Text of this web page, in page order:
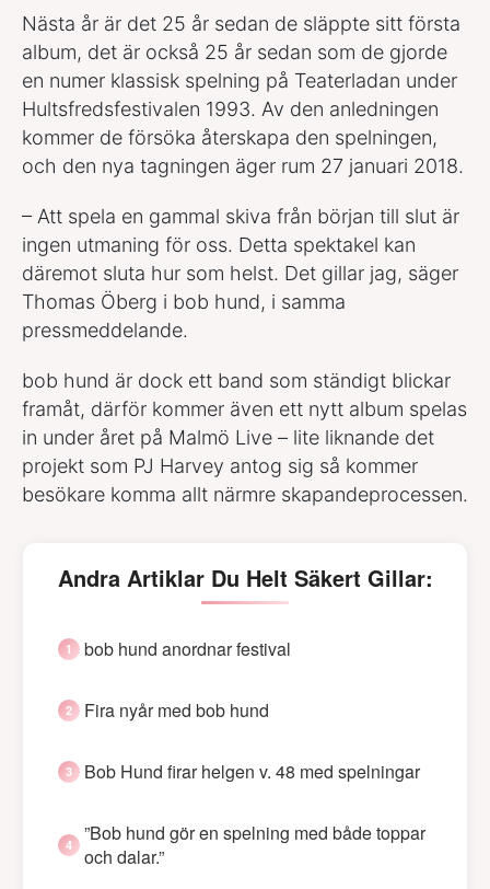
Nästa år är det 25 år sedan de släppte sitt första
album, det är också 25 år sedan som de gjorde
en numer klassisk spelning på Teaterladan under
Hultsfredsfestivalen 1993. Av den anledningen
kommer de försöka återskapa den spelningen,
och den nya tagningen äger rum 27 januari 2018.
– Att spela en gammal skiva från början till slut är
ingen utmaning för oss. Detta spektakel kan
däremot sluta hur som helst. Det gillar jag, säger
Thomas Öberg i bob hund, i samma
pressmeddelande.
bob hund är dock ett band som ständigt blickar
framåt, därför kommer även ett nytt album spelas
in under året på Malmö Live – lite liknande det
projekt som PJ Harvey antog sig så kommer
besökare komma allt närmre skapandeprocessen.
Andra Artiklar Du Helt Säkert Gillar:
bob hund anordnar festival
Fira nyår med bob hund
Bob Hund firar helgen v. 48 med spelningar
”Bob hund gör en spelning med både toppar
och dalar.”